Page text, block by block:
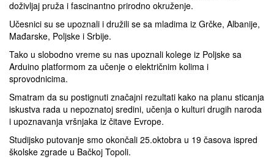
doživljaj pruža i fascinantno prirodno okruženje.
Učesnici su se upoznali i družili se sa mladima iz Grčke, Albanije,
Mađarske, Poljske i Srbije.
Tako u slobodno vreme su nas upoznali kolege iz Poljske sa
Arduino platformom za učenje o električnim kolima i
sprovodnicima.
Smatram da su postignuti značajni rezultati kako na planu sticanja
iskustva rada u nepoznatoj sredini, učenja o kulturi drugih naroda
i upoznavanja vršnjaka iz čitave Evrope.
Studijsko putovanje smo okončali 25.oktobra u 19 časova ispred
školske zgrade u Bačkoj Topoli.